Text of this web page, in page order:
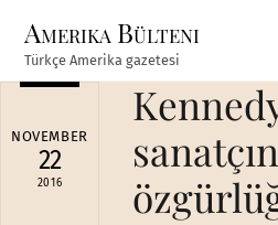
content
Amerika Bülteni
Türkçe Amerika gazetesi
NOVEMBER
22
2016